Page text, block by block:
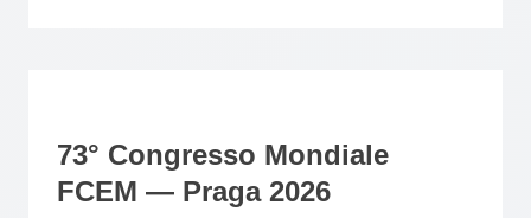
73° Congresso Mondiale
FCEM — Praga 2026